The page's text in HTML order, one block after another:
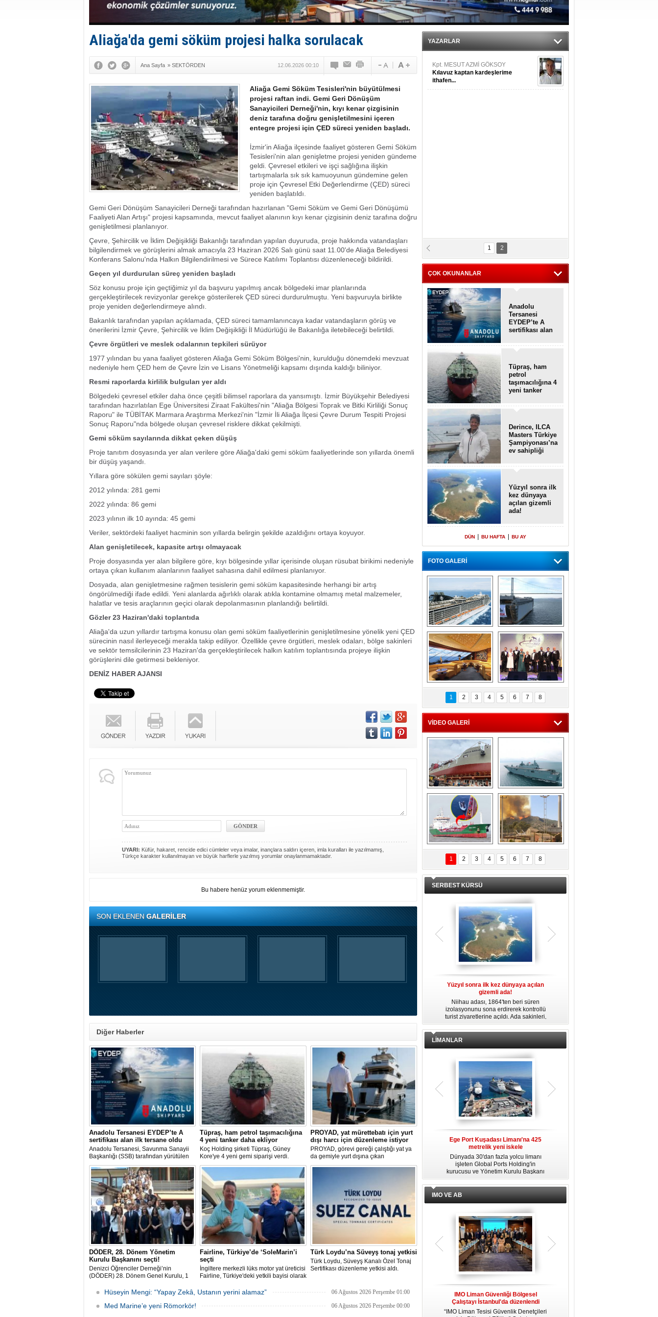
Baltık Denizi'nde tarih yazıldı!
Runit kubbesi okyanusun derinliklerinde halkı tehdit ediyor
Aliağa'da gemi söküm projesi halka sorulacak
Ana Sayfa » SEKTÖRDEN 12.06.2026 00:10
Aliağa Gemi Söküm Tesisleri'nin büyütülmesi
projesi raftan indi. Gemi Geri Dönüşüm
Sanayicileri Derneği'nin, kıyı kenar çizgisinin
deniz tarafına doğru genişletilmesini içeren
entegre projesi için ÇED süreci yeniden başladı.
İzmir'in Aliağa ilçesinde faaliyet gösteren Gemi Söküm
Tesisleri'nin alan genişletme projesi yeniden gündeme
geldi. Çevresel etkileri ve işçi sağlığına ilişkin
tartışmalarla sık sık kamuoyunun gündemine gelen
proje için Çevresel Etki Değerlendirme (ÇED) süreci
yeniden başlatıldı.
Gemi Geri Dönüşüm Sanayicileri Derneği tarafından hazırlanan "Gemi Söküm ve Gemi Geri Dönüşümü
Faaliyeti Alan Artışı" projesi kapsamında, mevcut faaliyet alanının kıyı kenar çizgisinin deniz tarafına doğru
genişletilmesi planlanıyor.
Çevre, Şehircilik ve İklim Değişikliği Bakanlığı tarafından yapılan duyuruda, proje hakkında vatandaşları
bilgilendirmek ve görüşlerini almak amacıyla 23 Haziran 2026 Salı günü saat 11.00'de Aliağa Belediyesi
Konferans Salonu'nda Halkın Bilgilendirilmesi ve Sürece Katılımı Toplantısı düzenleneceği bildirildi.
Geçen yıl durdurulan süreç yeniden başladı
Söz konusu proje için geçtiğimiz yıl da başvuru yapılmış ancak bölgedeki imar planlarında
gerçekleştirilecek revizyonlar gerekçe gösterilerek ÇED süreci durdurulmuştu. Yeni başvuruyla birlikte
proje yeniden değerlendirmeye alındı.
Bakanlık tarafından yapılan açıklamada, ÇED süreci tamamlanıncaya kadar vatandaşların görüş ve
önerilerini İzmir Çevre, Şehircilik ve İklim Değişikliği İl Müdürlüğü ile Bakanlığa iletebileceği belirtildi.
Çevre örgütleri ve meslek odalarının tepkileri sürüyor
1977 yılından bu yana faaliyet gösteren Aliağa Gemi Söküm Bölgesi'nin, kurulduğu dönemdeki mevzuat
nedeniyle hem ÇED hem de Çevre İzin ve Lisans Yönetmeliği kapsamı dışında kaldığı biliniyor.
Resmi raporlarda kirlilik bulguları yer aldı
Bölgedeki çevresel etkiler daha önce çeşitli bilimsel raporlara da yansımıştı. İzmir Büyükşehir Belediyesi
tarafından hazırlatılan Ege Üniversitesi Ziraat Fakültesi'nin "Aliağa Bölgesi Toprak ve Bitki Kirliliği Sonuç
Raporu" ile TÜBİTAK Marmara Araştırma Merkezi'nin "İzmir İli Aliağa İlçesi Çevre Durum Tespiti Projesi
Sonuç Raporu"nda bölgede oluşan çevresel risklere dikkat çekilmişti.
Gemi söküm sayılarında dikkat çeken düşüş
Proje tanıtım dosyasında yer alan verilere göre Aliağa'daki gemi söküm faaliyetlerinde son yıllarda önemli
bir düşüş yaşandı.
Yıllara göre sökülen gemi sayıları şöyle:
2012 yılında: 281 gemi
2022 yılında: 86 gemi
2023 yılının ilk 10 ayında: 45 gemi
Veriler, sektördeki faaliyet hacminin son yıllarda belirgin şekilde azaldığını ortaya koyuyor.
Alan genişletilecek, kapasite artışı olmayacak
Proje dosyasında yer alan bilgilere göre, kıyı bölgesinde yıllar içerisinde oluşan rüsubat birikimi nedeniyle
ortaya çıkan kullanım alanlarının faaliyet sahasına dahil edilmesi planlanıyor.
Dosyada, alan genişletmesine rağmen tesislerin gemi söküm kapasitesinde herhangi bir artış
öngörülmediği ifade edildi. Yeni alanlarda ağırlıklı olarak atıkla kontamine olmamış metal malzemeler,
halatlar ve tesis araçlarının geçici olarak depolanmasının planlandığı belirtildi.
Gözler 23 Haziran'daki toplantıda
Aliağa'da uzun yıllardır tartışma konusu olan gemi söküm faaliyetlerinin genişletilmesine yönelik yeni ÇED
sürecinin nasıl ilerleyeceği merakla takip ediliyor. Özellikle çevre örgütleri, meslek odaları, bölge sakinleri
ve sektör temsilcilerinin 23 Haziran'da gerçekleştirilecek halkın katılım toplantısında projeye ilişkin
görüşlerini dile getirmesi bekleniyor.
DENİZ HABER AJANSI
UYARI: Küfür, hakaret, rencide edici cümleler veya imalar, inançlara saldırı içeren, imla kuralları ile yazılmamış,
Türkçe karakter kullanılmayan ve büyük harflerle yazılmış yorumlar onaylanmamaktadır.
Bu habere henüz yorum eklenmemiştir.
SON EKLENENGALERİLER
Diğer Haberler
Anadolu Tersanesi EYDEP’te A
sertifikası alan ilk tersane oldu
Anadolu Tersanesi, Savunma Sanayii
Başkanlığı (SSB) tarafından yürütülen
Endüstriyel Yetkinlik Değerlendirme ve
Destekleme Programı
(EYDEP)kapsamında, A Sertifikası
almaya hak kazanan ilk tersane oldu.
Tüpraş, ham petrol taşımacılığına
4 yeni tanker daha ekliyor
Koç Holding şirketi Tüpraş, Güney
Kore'ye 4 yeni gemi siparişi verdi.
Toplam yatırım tutarı 370 milyon doları
aşan, her biri yaklaşık 157.000 DWT
taşıma kapasitesine sahip tankerlerin
2029 yılı içerisinde teslim alınması
planlanıyor.
PROYAD, yat mürettebatı için yurt
dışı harcı için düzenleme istiyor
PROYAD, görevi gereği çalıştığı yat ya
da gemiyle yurt dışına çıkan
gemiadamlarının yurt dışı çıkış
DÖDER, 28. Dönem Yönetim
Kurulu Başkanını seçti!
Denizci Öğrenciler Derneği’nin
(DÖDER) 28. Dönem Genel Kurulu, 1
Sanayicileri Birliği (GİSBİR) ev
sahipliğinde gerçekleştirildi.
Fairline, Türkiye’de ‘SoleMarin’i
seçti
İngiltere merkezli lüks motor yat üreticisi
Fairline, Türkiye'deki yetkili bayisi olarak
Türk Loydu’na Süveyş tonaj yetkisi
Türk Loydu, Süveyş Kanalı Özel Tonaj
Sertifikası düzenleme yetkisi aldı.
Hüseyin Mengi: “Yapay Zekâ, Ustanın yerini alamaz” 06 Ağustos 2026 Perşembe 01:00
Med Marine’e yeni Römorkör! 06 Ağustos 2026 Perşembe 00:00
YAZARLAR
inşa sanayi üzerine etkileri
Kpt. MESUT AZMİ GÖKSOY
Kılavuz kaptan kardeşlerime
ithafen...
1 2
ÇOK OKUNANLAR
Anadolu
Tersanesi
EYDEP’te A
sertifikası alan
Tüpraş, ham
petrol
taşımacılığına 4
yeni tanker
Derince, ILCA
Masters Türkiye
Şampiyonası’na
ev sahipliği
Yüzyıl sonra ilk
kez dünyaya
açılan gizemli
ada!
DÜN BU HAFTA BU AY
FOTO GALERİ
“Gemi içinde gemi”
konsepti ile MSC
Splendida
Dünyada tek!
Denizaltı yüzer
havuzu intikal
seyrine başladı
MSC'den 55 milyon
euroluk turizm geliri
müjdesi
5. Bosphorus Ship
Brokers Dinner,
İstanbul’da yapıldı
1 2 3 4 5 6 7 8
VİDEO GALERİ
Çeksan Tersanesi,
Başaran Bayrak
tankerini suya
indirdi
TCG Anadolu,
tersane teknik
seyrini tamamladı
Göçmenlerin
imdadına Türk
sahipli MINA DENIZ
yetişti
Milas’taki yangın
yeniden termik
santrallere doğru
ilerliyor
1 2 3 4 5 6 7 8
SERBEST KÜRSÜ
İnsansız cankurtaran ihalesini
ve Ar-Ge faaliyetlerinin önemli
bölümünü ise Trabzon’da sürdüren
BlueForge, ResQR insansız
cankurtaran sistemi ihalesini kazandı
Yüzyıl sonra ilk kez dünyaya açılan
gizemli ada!
Niihau adası, 1864'ten beri süren
izolasyonunu sona erdirerek kontrollü
turist ziyaretlerine açıldı. Ada sakinleri,
modern teknolojiden uzak, katı
kurallarla dolu bir yaşam sürdürüyor.
Sultan Mehmet Köprüsü'nün
özelleştirilmesine yönelik ihaleyle
LİMANLAR
Varlık Fonu’ndan Alsancak Limanı
açıklaması
Alsancak Limanı’nın işletmesinde yeni
dönem başlarken, Türkiye Varlık Fonu
Yardımcısı Aziz Murat Uluğ, limanda
satış ya da imtiyaz devri yapılmadığını
belirterek, “Yük limanı operasyonlarını
yerli ve milli Alport’a teslim ettik”
açıklamasında bulundu.
Ege Port Kuşadası Limanı'na 425
metrelik yeni iskele
Dünyada 30'dan fazla yolcu limanı
işleten Global Ports Holding'in
kurucusu ve Yönetim Kurulu Başkanı
Mehmet Kutman'ın sahibi olduğu Ege
Port Kuşadası, yeni bir yatırım
uluslararası liman işletmeciliği markası
Alport bünyesinde kurulan Alport
IMO VE AB
Dörtel Gemi Söküm AB listesinden
çıkarıldı
IMO Liman Güvenliği Bölgesel
Çalıştayı İstanbul'da düzenlendi
“IMO Liman Tesisi Güvenlik Denetçileri